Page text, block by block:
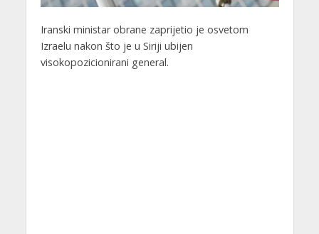
Iranski ministar obrane zaprijetio je osvetom
Izraelu nakon što je u Siriji ubijen
visokopozicionirani general.